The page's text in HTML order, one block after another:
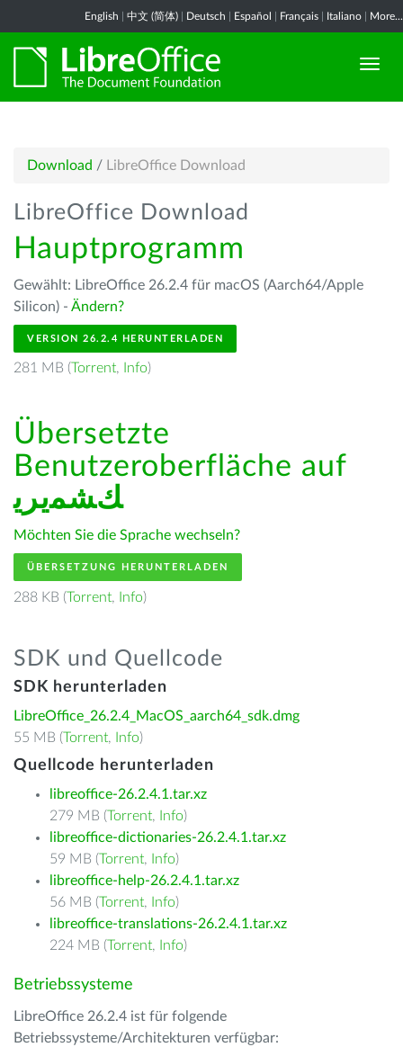
English 中文 (简体) Deutsch Español Français Italiano More...
Download / LibreOffice Download
LibreOffice Download
Hauptprogramm
Gewählt: LibreOffice 26.2.4 für macOS (Aarch64/Apple
Silicon) - Ändern?
VERSION 26.2.4 HERUNTERLADEN
281 MB (Torrent, Info)
Übersetzte
Benutzeroberfläche auf
ﻚﺸﻤﻳﺮﻳ
Möchten Sie die Sprache wechseln?
ÜBERSETZUNG HERUNTERLADEN
288 KB (Torrent, Info)
SDK und Quellcode
SDK herunterladen
LibreOffice_26.2.4_MacOS_aarch64_sdk.dmg
55 MB (Torrent, Info)
Quellcode herunterladen
libreoffice-26.2.4.1.tar.xz
279 MB (Torrent, Info)
libreoffice-dictionaries-26.2.4.1.tar.xz
59 MB (Torrent, Info)
libreoffice-help-26.2.4.1.tar.xz
56 MB (Torrent, Info)
libreoffice-translations-26.2.4.1.tar.xz
224 MB (Torrent, Info)
Betriebssysteme
LibreOffice 26.2.4 ist für folgende
Betriebssysteme/Architekturen verfügbar: